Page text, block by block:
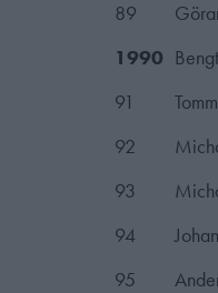
89
1990
91
92
93
94
95